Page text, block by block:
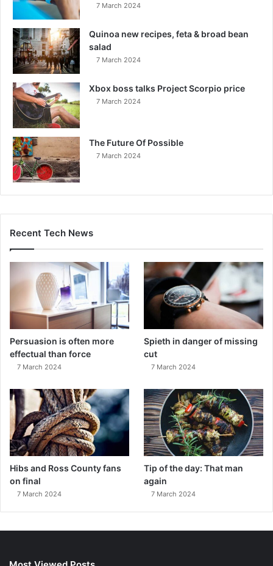
7 March 2024
Quinoa new recipes, feta & broad bean
salad
7 March 2024
Xbox boss talks Project Scorpio price
7 March 2024
The Future Of Possible
7 March 2024
Recent Tech News
Persuasion is often more
effectual than force
7 March 2024
Spieth in danger of missing
cut
7 March 2024
Hibs and Ross County fans
on final
7 March 2024
Tip of the day: That man
again
7 March 2024